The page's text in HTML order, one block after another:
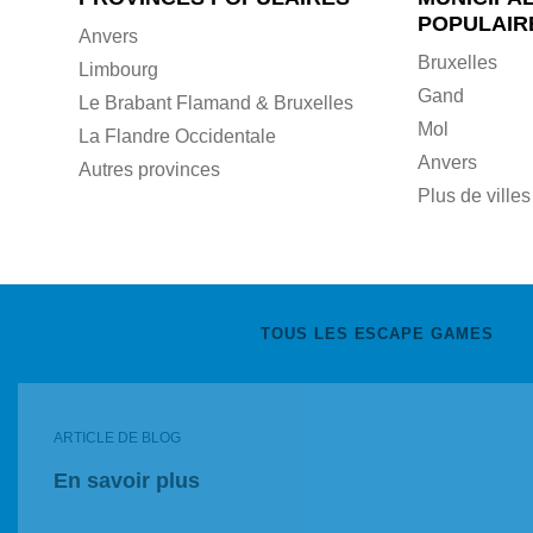
Anvers
Limbourg
Le Brabant Flamand & Bruxelles
La Flandre Occidentale
Autres provinces
Bruxelles
Gand
Mol
Anvers
Plus de villes
TOUS LES ESCAPE GAMES
ARTICLE DE BLOG
En savoir plus